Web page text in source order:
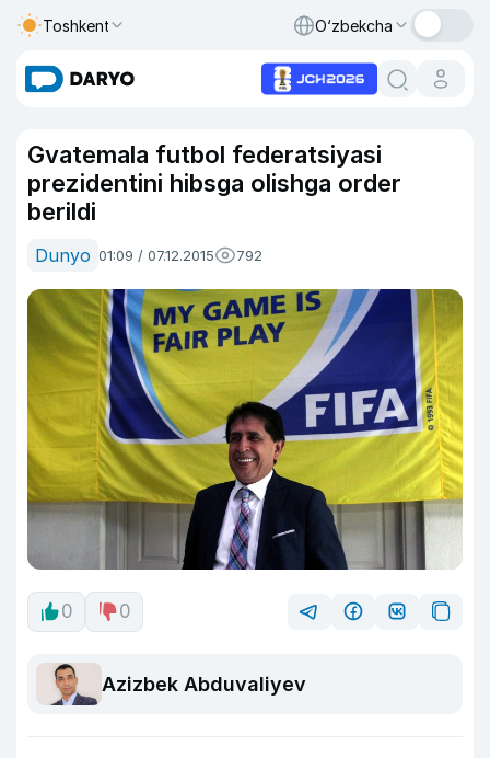
Toshkent O‘zbekcha
Gvatemala futbol federatsiyasi
prezidentini hibsga olishga order
berildi
Dunyo 01:09 / 07.12.2015 792
0 0
Azizbek Abduvaliyev